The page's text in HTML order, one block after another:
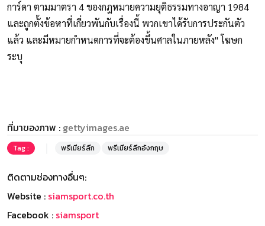
การ์ดา ตามมาตรา 4 ของกฎหมายความยุติธรรมทางอาญา 1984
และถูกตั้งข้อหาที่เกี่ยวพันกับเรื่องนี้ พวกเขาได้รับการประกันตัว
แล้ว และมีหมายกำหนดการที่จะต้องขึ้นศาลในภายหลัง" โฆษก
ระบุ
ที่มาของภาพ : gettyimages.ae
Tag : พรีเมียร์ลีก พรีเมียร์ลีกอังกฤษ
ติดตามช่องทางอื่นๆ:
Website : siamsport.co.th
Facebook : siamsport